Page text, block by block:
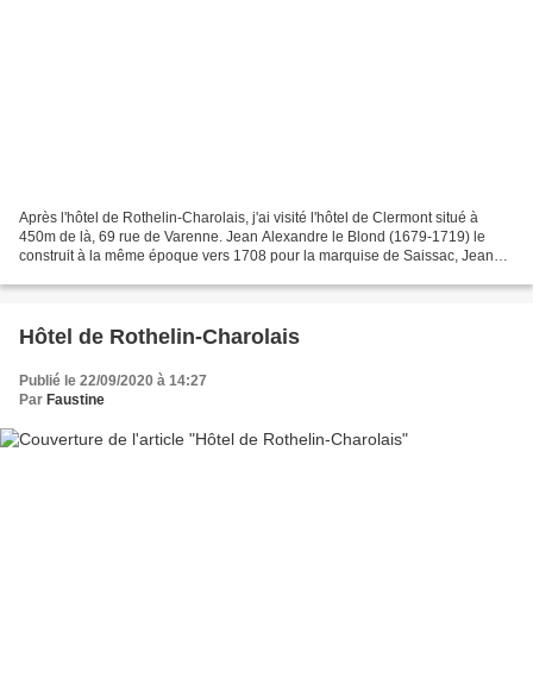
Après l'hôtel de Rothelin-Charolais, j'ai visité l'hôtel de Clermont situé à
450m de là, 69 rue de Varenne. Jean Alexandre le Blond (1679-1719) le
construit à la même époque vers 1708 pour la marquise de Saissac, Jeanne
Hôtel de Rothelin-Charolais
Publié le 22/09/2020 à 14:27
Par Faustine